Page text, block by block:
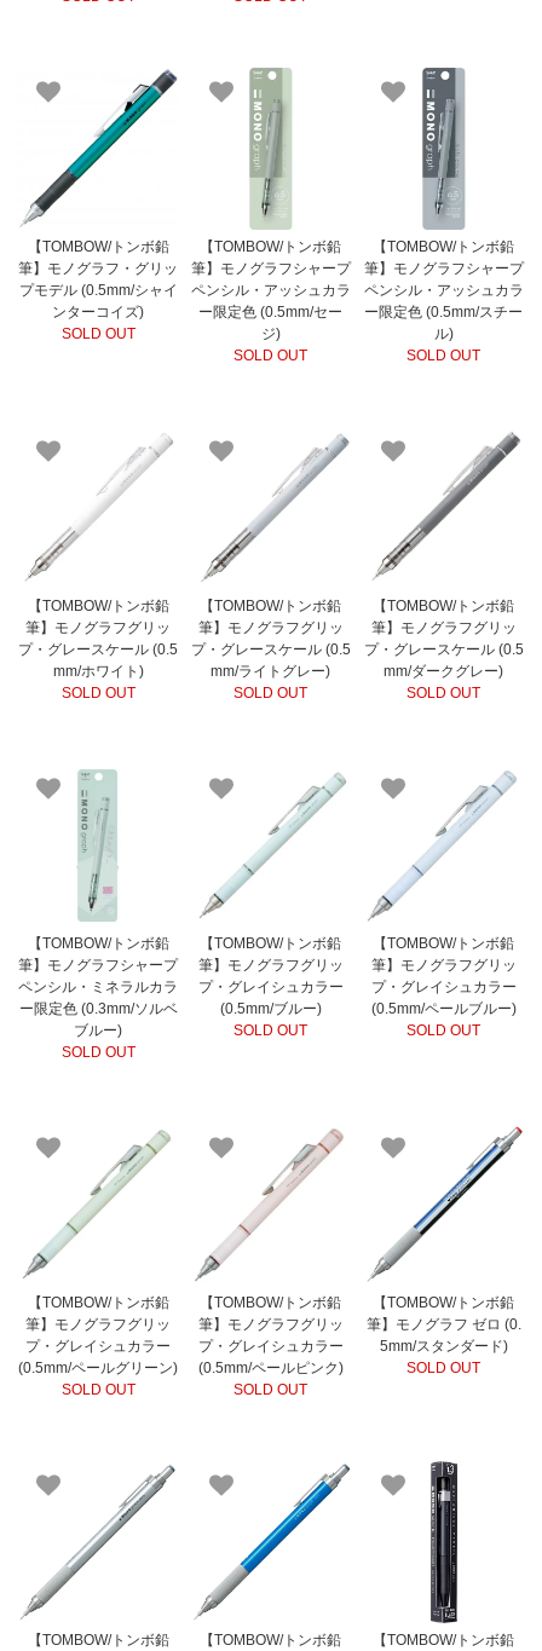
【TOMBOW/トンボ鉛
筆】モノグラフ・グリッ
プモデル (0.5mm/シャイ
ンターコイズ)
SOLD OUT
【TOMBOW/トンボ鉛
筆】モノグラフシャープ
ペンシル・アッシュカラ
ー限定色 (0.5mm/セー
ジ)
SOLD OUT
【TOMBOW/トンボ鉛
筆】モノグラフシャープ
ペンシル・アッシュカラ
ー限定色 (0.5mm/スチー
ル)
SOLD OUT
【TOMBOW/トンボ鉛
筆】モノグラフグリッ
プ・グレースケール (0.5
mm/ホワイト)
SOLD OUT
【TOMBOW/トンボ鉛
筆】モノグラフグリッ
プ・グレースケール (0.5
mm/ライトグレー)
SOLD OUT
【TOMBOW/トンボ鉛
筆】モノグラフグリッ
プ・グレースケール (0.5
mm/ダークグレー)
SOLD OUT
【TOMBOW/トンボ鉛
筆】モノグラフシャープ
ペンシル・ミネラルカラ
ー限定色 (0.3mm/ソルベ
ブルー)
SOLD OUT
【TOMBOW/トンボ鉛
筆】モノグラフグリッ
プ・グレイシュカラー
(0.5mm/ブルー)
SOLD OUT
【TOMBOW/トンボ鉛
筆】モノグラフグリッ
プ・グレイシュカラー
(0.5mm/ペールブルー)
SOLD OUT
【TOMBOW/トンボ鉛
筆】モノグラフグリッ
プ・グレイシュカラー
(0.5mm/ペールグリーン)
SOLD OUT
【TOMBOW/トンボ鉛
筆】モノグラフグリッ
プ・グレイシュカラー
(0.5mm/ペールピンク)
SOLD OUT
【TOMBOW/トンボ鉛
筆】モノグラフ ゼロ (0.
5mm/スタンダード)
SOLD OUT
【TOMBOW/トンボ鉛
【TOMBOW/トンボ鉛
【TOMBOW/トンボ鉛